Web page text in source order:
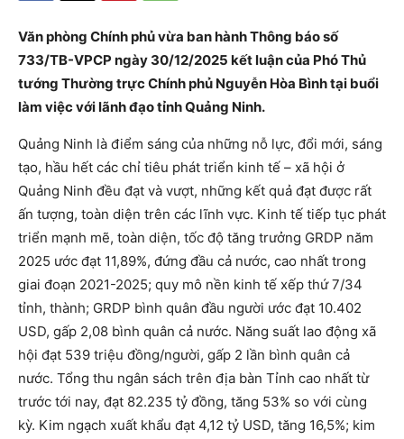
Văn phòng Chính phủ vừa ban hành Thông báo số
733/TB-VPCP ngày 30/12/2025 kết luận của Phó Thủ
tướng Thường trực Chính phủ Nguyễn Hòa Bình tại buổi
làm việc với lãnh đạo tỉnh Quảng Ninh.
Quảng Ninh là điểm sáng của những nỗ lực, đổi mới, sáng
tạo, hầu hết các chỉ tiêu phát triển kinh tế – xã hội ở
Quảng Ninh đều đạt và vượt, những kết quả đạt được rất
ấn tượng, toàn diện trên các lĩnh vực. Kinh tế tiếp tục phát
triển mạnh mẽ, toàn diện, tốc độ tăng trưởng GRDP năm
2025 ước đạt 11,89%, đứng đầu cả nước, cao nhất trong
giai đoạn 2021-2025; quy mô nền kinh tế xếp thứ 7/34
tỉnh, thành; GRDP bình quân đầu người ước đạt 10.402
USD, gấp 2,08 bình quân cả nước. Năng suất lao động xã
hội đạt 539 triệu đồng/người, gấp 2 lần bình quân cả
nước. Tổng thu ngân sách trên địa bàn Tỉnh cao nhất từ
trước tới nay, đạt 82.235 tỷ đồng, tăng 53% so với cùng
kỳ. Kim ngạch xuất khẩu đạt 4,12 tỷ USD, tăng 16,5%; kim